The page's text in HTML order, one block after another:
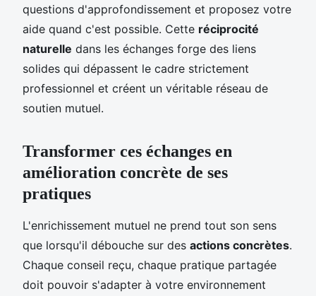
questions d'approfondissement et proposez votre
aide quand c'est possible. Cette réciprocité
naturelle dans les échanges forge des liens
solides qui dépassent le cadre strictement
professionnel et créent un véritable réseau de
soutien mutuel.
Transformer ces échanges en
amélioration concrète de ses
pratiques
L'enrichissement mutuel ne prend tout son sens
que lorsqu'il débouche sur des actions concrètes.
Chaque conseil reçu, chaque pratique partagée
doit pouvoir s'adapter à votre environnement